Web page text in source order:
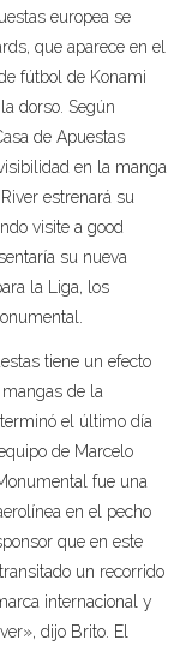
europea se
que aparece en el
fútbol de Konami
dorso. Según
de Apuestas
en la manga
estrenará su
visite a good
su nueva
la Liga, los
tiene un efecto
de la
el último día
de Marcelo
fue una
en el pecho
que en este
un recorrido
internacional y
dijo Brito. El